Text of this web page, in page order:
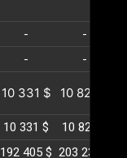
-
-
-
-
10 331 $ 10 828 $
10 331 $ 10 828 $
192 405 $ 203 233 $